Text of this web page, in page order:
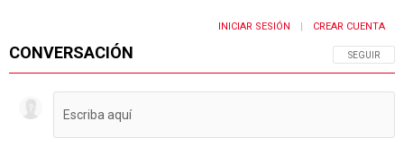
CONVERSACIÓN SIGA ESTA
SEGUIR
INICIAR SESIÓN CREAR CUENTA